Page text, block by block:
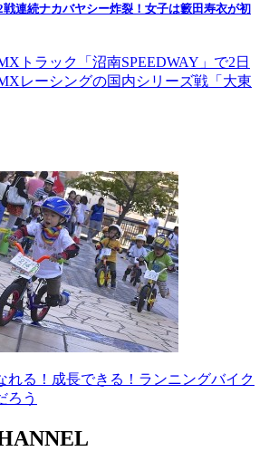
連続ナカバヤシー炸裂！女子は籔田寿衣が初
トラック「沼南SPEEDWAY」で2日
レーシングの国内シリーズ戦「大東
れる！成長できる！ランニングバイク
ろう